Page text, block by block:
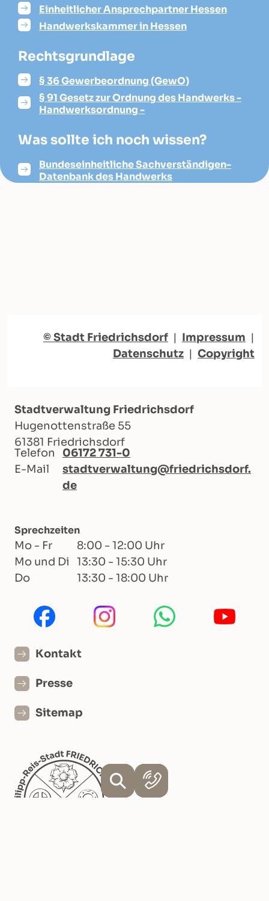
Einheitlicher Ansprechpartner Hessen
Handwerkskammer in Hessen
Rechtsgrundlage
§ 36 Gewerbeordnung (GewO)
§ 91 Gesetz zur Ordnung des Handwerks -
Handwerksordnung -
Was sollte ich noch wissen?
Bundeseinheitliche Sachverständigen-
Datenbank des Handwerks
© Stadt Friedrichsdorf | Impressum |
Datenschutz | Copyright
Stadtverwaltung Friedrichsdorf
Hugenottenstraße 55
61381 Friedrichsdorf
Telefon
06172 731-0
E-Mail
stadtverwaltung@friedrichsdorf.
de
Sprechzeiten
Mo - Fr
8:00 - 12:00 Uhr
Mo und Di
13:30 - 15:30 Uhr
Do
13:30 - 18:00 Uhr
Kontakt
Presse
Sitemap